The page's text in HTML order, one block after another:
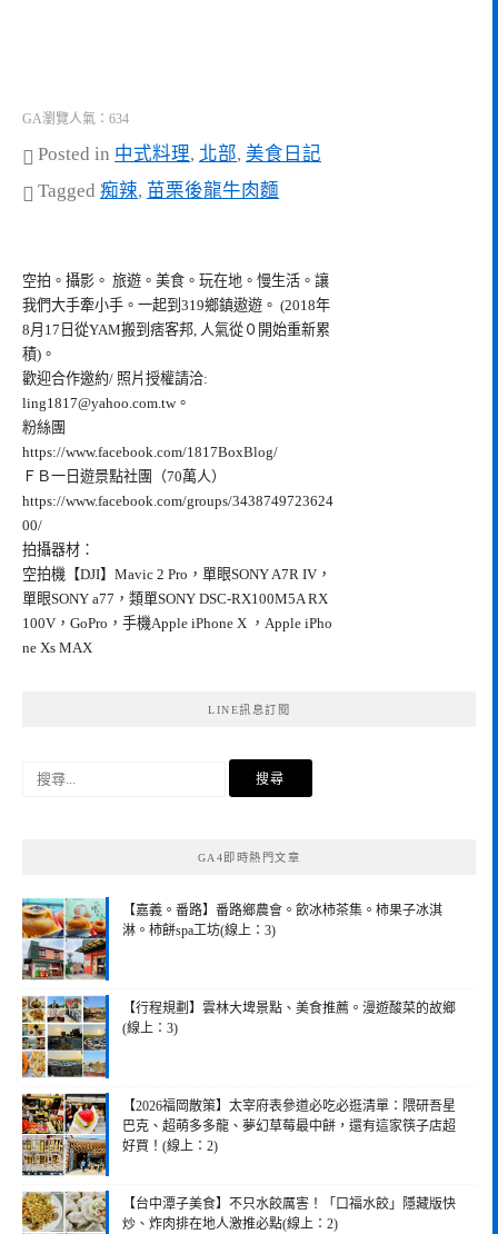
GA瀏覽人氣：634
Posted in 中式料理, 北部, 美食日記
Tagged 痴辣, 苗栗後龍牛肉麵
空拍。攝影。 旅遊。美食。玩在地。慢生活。讓
我們大手牽小手。一起到319鄉鎮遨遊。 (2018年
8月17日從YAM搬到痞客邦, 人氣從０開始重新累
積)。
歡迎合作邀約/ 照片授權請洽:
ling1817@yahoo.com.tw。
粉絲團
https://www.facebook.com/1817BoxBlog/
ＦＢ一日遊景點社團（70萬人）
https://www.facebook.com/groups/3438749723624
00/
拍攝器材：
空拍機【DJI】Mavic 2 Pro，單眼SONY A7R IV，
單眼SONY a77，類單SONY DSC-RX100M5A RX
100V，GoPro，手機Apple iPhone X ，Apple iPho
ne Xs MAX
LINE訊息訂閱
GA4即時熱門文章
【嘉義。番路】番路鄉農會。飲冰柿茶集。柿果子冰淇
淋。柿餅spa工坊(線上：3)
【行程規劃】雲林大埤景點、美食推薦。漫遊酸菜的故鄉
(線上：3)
【2026福岡散策】太宰府表參道必吃必逛清單：隈研吾星
巴克、超萌多多龍、夢幻草莓最中餅，還有這家筷子店超
好買！(線上：2)
【台中潭子美食】不只水餃厲害！「口福水餃」隱藏版快
炒、炸肉排在地人激推必點(線上：2)